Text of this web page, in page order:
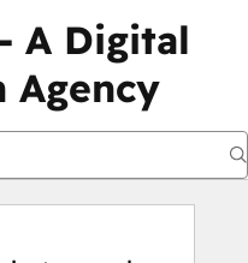
A Digital
Agency